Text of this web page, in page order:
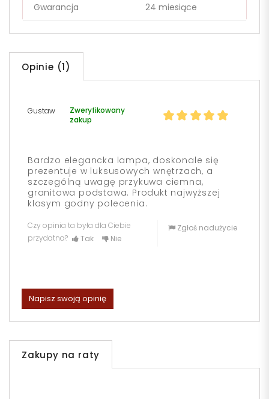
Gwarancja 24 miesiące
Opinie (1)
Gustaw
Zweryfikowany
zakup
Bardzo elegancka lampa, doskonale się
prezentuje w luksusowych wnętrzach, a
szczególną uwagę przykuwa ciemna,
granitowa podstawa. Produkt najwyższej
klasym godny polecenia.
Czy opinia ta była dla Ciebie
przydatna?
Tak Nie
Zgłoś nadużycie
Napisz swoją opinię
Zakupy na raty